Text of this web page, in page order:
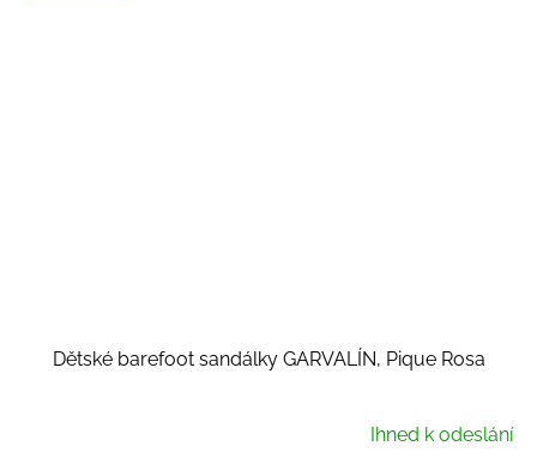
Dětské barefoot sandálky GARVALÍN, Pique Rosa
Ihned k odeslání